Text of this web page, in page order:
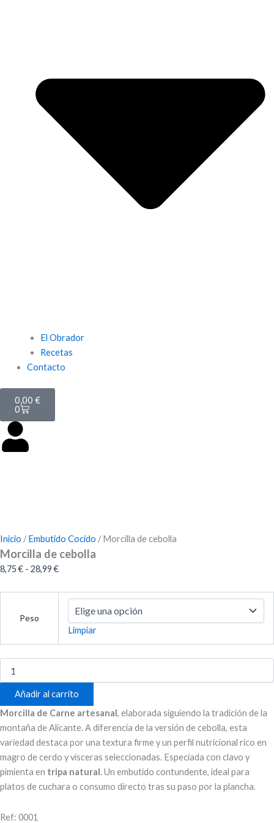
El Obrador
Recetas
Contacto
0,00 €
0
Inicio /Embutido Cocido / Morcilla de cebolla
Morcilla de cebolla
8,75€ - 28,99€Rango
precios:
desde
8,75 €
hasta
28,99 €
Peso
Limpiar
cebolla
Añadir al carrito
Morcilla de Carne artesanal, elaborada siguiendo la tradición de la
montaña de Alicante. A diferencia de la versión de cebolla, esta
variedad destaca por una textura firme y un perfil nutricional rico en
magro de cerdo y vísceras seleccionadas. Especiada con clavo y
pimienta en tripa natural. Un embutido contundente, ideal para
platos de cuchara o consumo directo tras su paso por la plancha.
Ref: 0001